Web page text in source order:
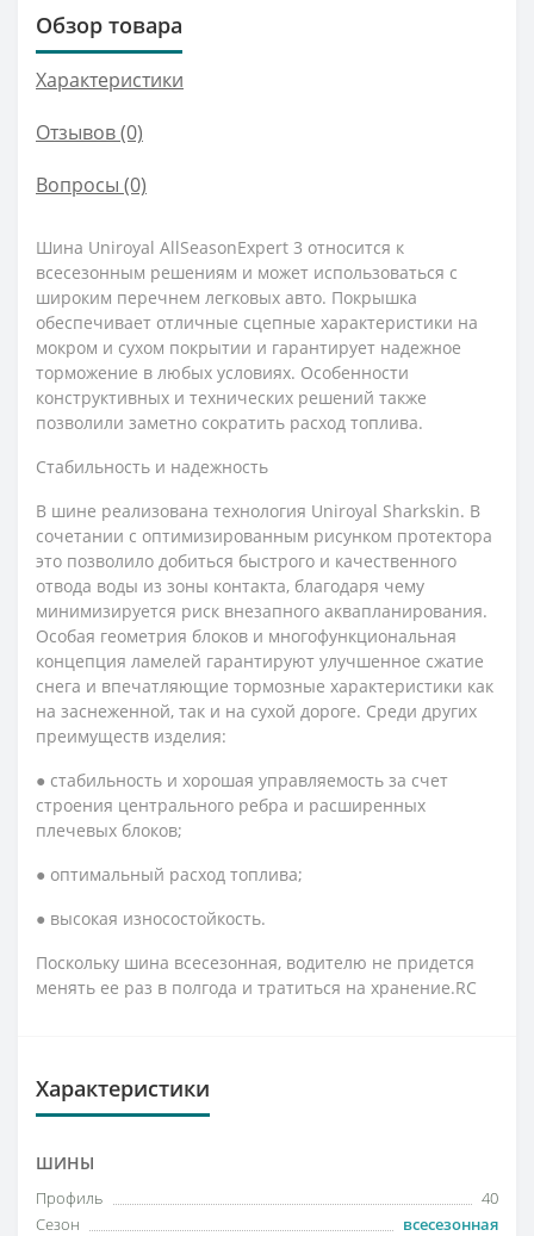
Обзор товара
Характеристики
Отзывов (0)
Вопросы (0)
Шина Uniroyal AllSeasonExpert 3 относится к
всесезонным решениям и может использоваться с
широким перечнем легковых авто. Покрышка
обеспечивает отличные сцепные характеристики на
мокром и сухом покрытии и гарантирует надежное
торможение в любых условиях. Особенности
конструктивных и технических решений также
позволили заметно сократить расход топлива.
Стабильность и надежность
В шине реализована технология Uniroyal Sharkskin. В
сочетании с оптимизированным рисунком протектора
это позволило добиться быстрого и качественного
отвода воды из зоны контакта, благодаря чему
минимизируется риск внезапного аквапланирования.
Особая геометрия блоков и многофункциональная
концепция ламелей гарантируют улучшенное сжатие
снега и впечатляющие тормозные характеристики как
на заснеженной, так и на сухой дороге. Среди других
преимуществ изделия:
● стабильность и хорошая управляемость за счет
строения центрального ребра и расширенных
плечевых блоков;
● оптимальный расход топлива;
● высокая износостойкость.
Поскольку шина всесезонная, водителю не придется
менять ее раз в полгода и тратиться на хранение.RC
Характеристики
ШИНЫ
Профиль
40
Сезон
всесезонная